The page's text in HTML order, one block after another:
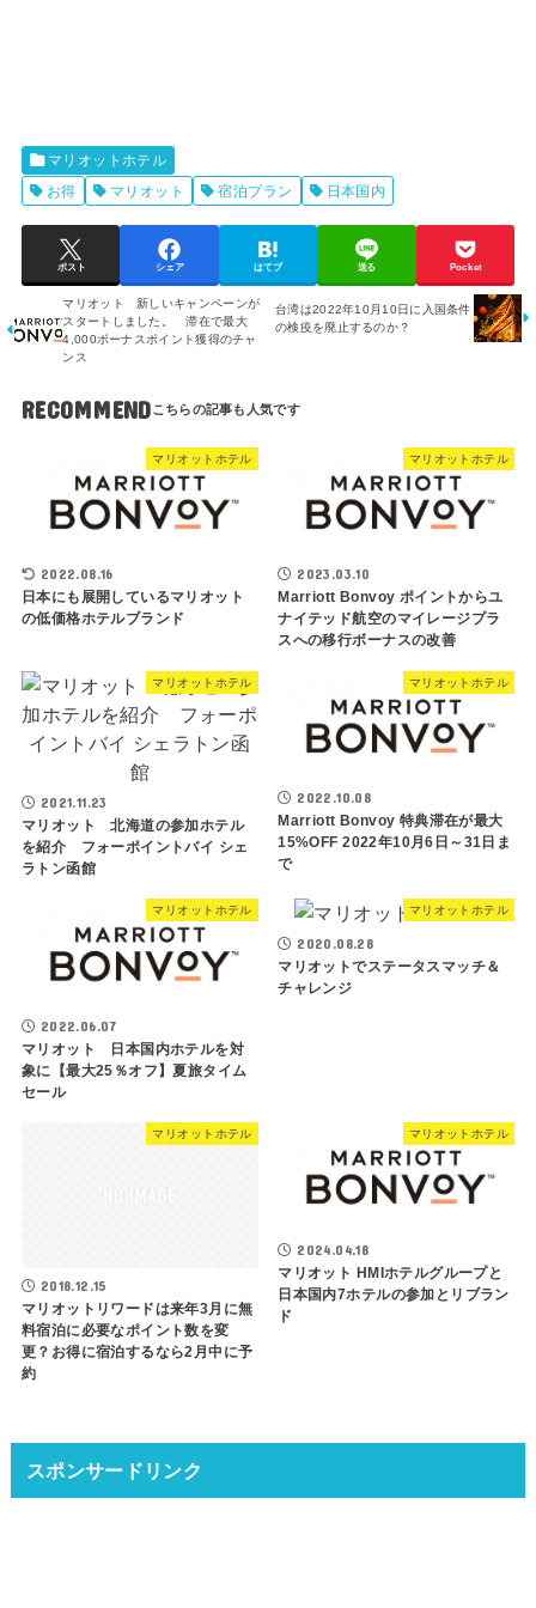
マリオットホテル
お得
マリオット 宿泊プラン 日本国内
ポスト シェア はてブ 送る Pocket
マリオット 新しいキャンペーンが
スタートしました。 滞在で最大
4,000ボーナスポイント獲得のチャ
ンス
台湾は2022年10月10日に入国条件
の検疫を廃止するのか？
RECOMMEND
マリオットホテル
2022.08.16
日本にも展開しているマリオット
の低価格ホテルブランド
マリオットホテル
2023.03.10
Marriott Bonvoy ポイントからユ
ナイテッド航空のマイレージプラ
スへの移行ボーナスの改善
マリオットホテル
2021.11.23
マリオット 北海道の参加ホテル
を紹介 フォーポイントバイ シェ
ラトン函館
マリオットホテル
2022.10.08
Marriott Bonvoy 特典滞在が最大
15%OFF 2022年10月6日～31日ま
で
マリオットホテル
2022.06.07
マリオット 日本国内ホテルを対
象に【最大25％オフ】夏旅タイム
セール
マリオットホテル
2020.08.28
マリオットでステータスマッチ＆
チャレンジ
マリオットホテル
2018.12.15
マリオットリワードは来年3月に無
料宿泊に必要なポイント数を変
更？お得に宿泊するなら2月中に予
約
マリオットホテル
2024.04.18
マリオット HMIホテルグループと
日本国内7ホテルの参加とリブラン
ド
スポンサードリンク